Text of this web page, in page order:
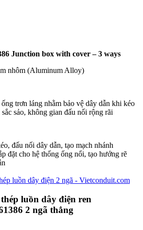
Junction box with cover – 3 ways
nhôm (Aluminum Alloy)
trơn láng nhằm bảo vệ dây dẫn khi kéo
sảo, không gian đấu nối rộng rãi
đấu nối dây dẫn, tạo mạch nhánh
đặt cho hệ thống ống nổi, tạo hướng rẽ
luồn dây điện ren
2 ngã thẳng